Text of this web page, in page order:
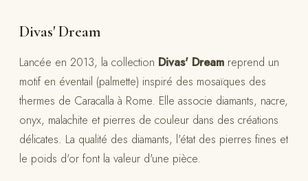
Divas' Dream
Lancée en 2013, la collection Divas' Dream reprend un
motif en éventail (palmette) inspiré des mosaïques des
thermes de Caracalla à Rome. Elle associe diamants, nacre,
onyx, malachite et pierres de couleur dans des créations
délicates. La qualité des diamants, l'état des pierres fines et
le poids d'or font la valeur d'une pièce.